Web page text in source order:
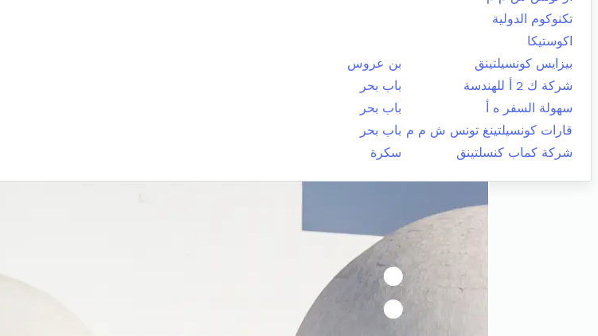
تكنوكوم الدولية
اكوستيكا
بيزايس كونسيلتينق
بن عروس
شركة ك 2 أ للهندسة
باب بحر
سهولة السفر ه أ
باب بحر
قارات كونسيلتينغ تونس ش م م باب بحر
شركة كماب كنسلتينق
سكرة